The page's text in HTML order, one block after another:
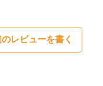
レビューを書く